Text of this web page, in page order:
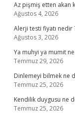
Az pişmiş etten akan
Ağustos 4, 2026
Alerji testi fiyatı nedir
Ağustos 3, 2026
Ya muhyi ya mumit
Temmuz 29, 2026
Dinlemeyi bilmek ne
Temmuz 25, 2026
Kendilik duygusu ne
Temmuz 25, 2026